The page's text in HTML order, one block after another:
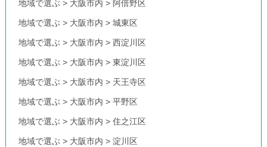
地域で選ぶ > 大阪市内 > 阿倍野区
地域で選ぶ > 大阪市内 >城東区
地域で選ぶ > 大阪市内 >西淀川区
地域で選ぶ > 大阪市内 >東淀川区
地域で選ぶ > 大阪市内 > 天王寺区
地域で選ぶ > 大阪市内 >平野区
地域で選ぶ > 大阪市内 >住之江区
地域で選ぶ > 大阪市内 >淀川区